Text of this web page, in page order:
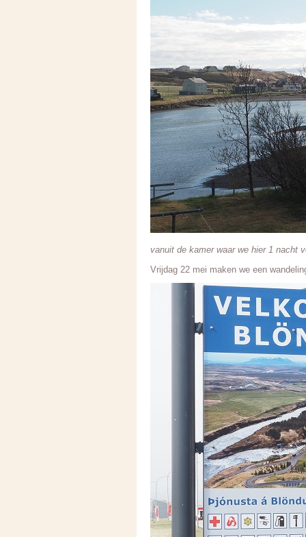
vanuit de kamer waar we hier 1 nacht
Vrijdag 22 mei maken we een